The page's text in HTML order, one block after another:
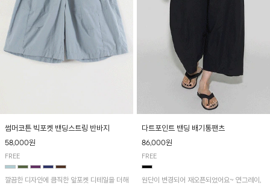
썸머코튼 빅포켓 밴딩스트링 반바지
58,000원
FREE
깔끔한 디자인에 큼직한 앞포켓 디테일을 더해
다트포인트 밴딩 배기통팬츠
86,000원
FREE
원단이 변경되어 재오픈되었어요~ 연그레이,